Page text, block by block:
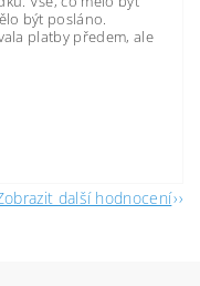
být posláno.
platby předem, ale
další hodnocení